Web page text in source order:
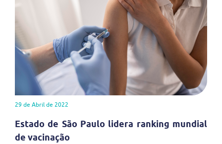
29 de Abril de 2022
Estado de São Paulo lidera ranking mundial
de vacinação